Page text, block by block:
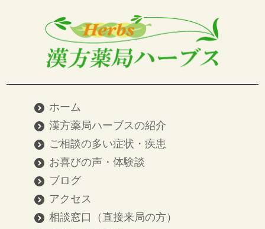
ホーム
漢方薬局ハーブスの紹介
ご相談の多い症状・疾患
お喜びの声・体験談
ブログ
アクセス
相談窓口（直接来局の方）